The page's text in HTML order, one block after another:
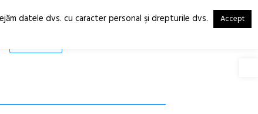
RO
EN
datele dvs. cu caracter personal şi drepturile dvs. Accept